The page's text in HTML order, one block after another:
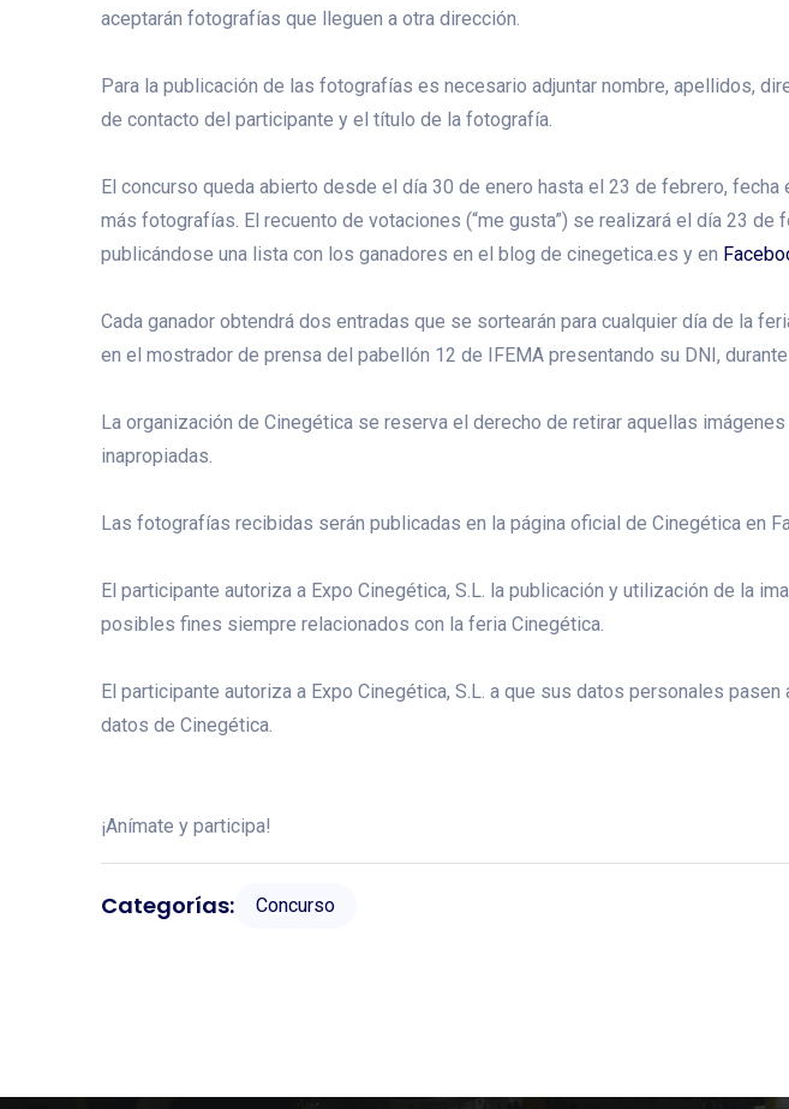
aceptarán fotografías que lleguen a otra dirección.
Para la publicación de las fotografías es necesario adjuntar nombre, apellidos,
de contacto del participante y el título de la fotografía.
El concurso queda abierto desde el día 30 de enero hasta el 23 de febrero, fecha
más fotografías. El recuento de votaciones (“me gusta”) se realizará el día 23 de
publicándose una lista con los ganadores en el blog de cinegetica.es y en
Cada ganador obtendrá dos entradas que se sortearán para cualquier día de la
en el mostrador de prensa del pabellón 12 de IFEMA presentando su DNI,
La organización de Cinegética se reserva el derecho de retirar aquellas
inapropiadas.
Las fotografías recibidas serán publicadas en la página oficial de Cinegética en
El participante autoriza a Expo Cinegética, S.L. la publicación y utilización de la
posibles fines siempre relacionados con la feria Cinegética.
El participante autoriza a Expo Cinegética, S.L. a que sus datos personales
datos de Cinegética.
¡Anímate y participa!
Categorías: Concurso